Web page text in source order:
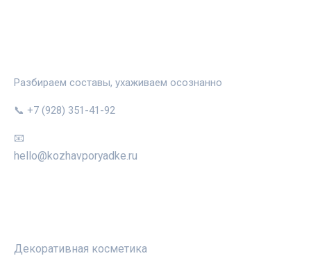
Разбираем составы, ухаживаем осознанно
📞 +7 (928) 351-41-92
📧
hello@kozhavporyadke.ru
Декоративная косметика